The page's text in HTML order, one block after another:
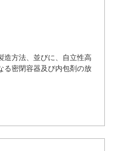
造方法、並びに、自立性高
る密閉容器及び内包剤の放